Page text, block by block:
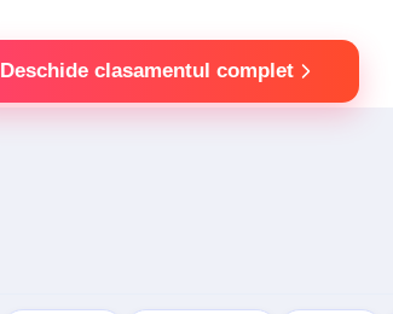
Deschide clasamentul complet